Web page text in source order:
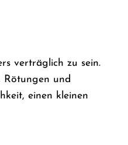
verträglich zu sein.
Rötungen und
einen kleinen